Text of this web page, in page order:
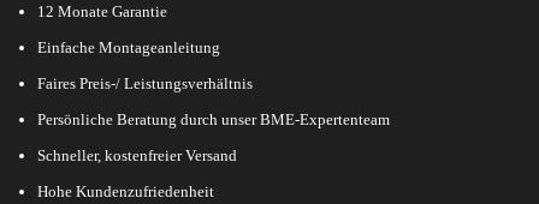
12 Monate Garantie
Einfache Montageanleitung
Faires Preis-/ Leistungsverhältnis
Persönliche Beratung durch unser BME-Expertenteam
Schneller, kostenfreier Versand
Hohe Kundenzufriedenheit